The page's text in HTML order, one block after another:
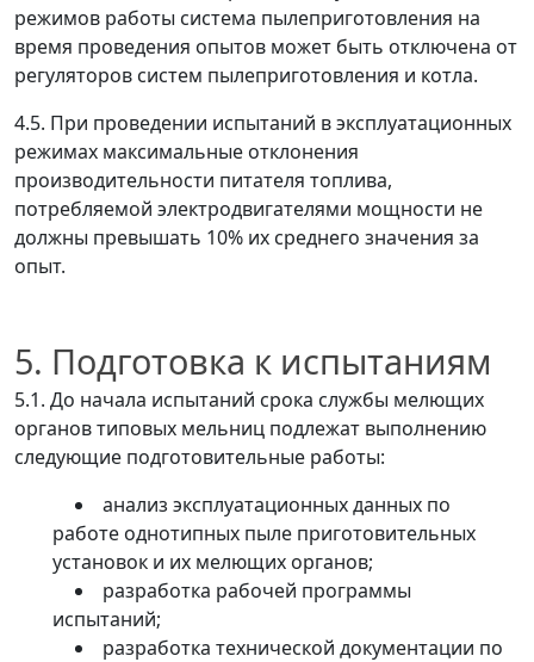
режимов работы система пылеприготовления на
время проведения опытов может быть отключена от
регуляторов систем пылеприготовления и котла.
4.5. При проведении испытаний в эксплуатационных
режимах максимальные отклонения
производительности питателя топлива,
потребляемой электродвигателями мощности не
должны превышать 10% их среднего значения за
опыт.
5. Подготовка к испытаниям
5.1. До начала испытаний срока службы мелющих
органов типовых мельниц подлежат выполнению
следующие подготовительные работы:
анализ эксплуатационных данных по
работе однотипных пыле приготовительных
установок и их мелющих органов;
разработка рабочей программы
испытаний;
разработка технической документации по